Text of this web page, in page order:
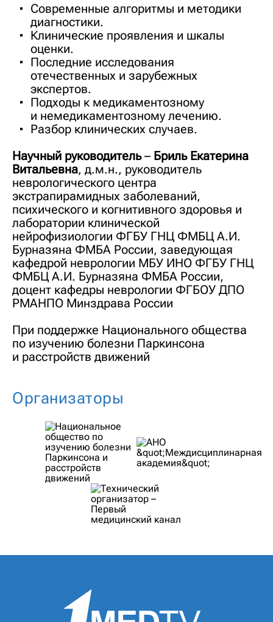
Современные алгоритмы и методики
диагностики.
Клинические проявления и шкалы
оценки.
Последние исследования
отечественных и зарубежных
экспертов.
Подходы к медикаментозному
и немедикаментозному лечению.
Разбор клинических случаев.
Научный руководитель– Бриль Екатерина
Витальевна, д.м.н., руководитель
неврологического центра
экстрапирамидных заболеваний,
психического и когнитивного здоровья и
лаборатории клинической
нейрофизиологии ФГБУ ГНЦ ФМБЦ А.И.
Бурназяна ФМБА России, заведующая
кафедрой неврологии МБУ ИНО ФГБУ ГНЦ
ФМБЦ А.И. Бурназяна ФМБА России,
доцент кафедры неврологии ФГБОУ ДПО
РМАНПО Минздрава России
При поддержке Национального общества
по изучению болезни Паркинсона
и расстройств движений
Организаторы